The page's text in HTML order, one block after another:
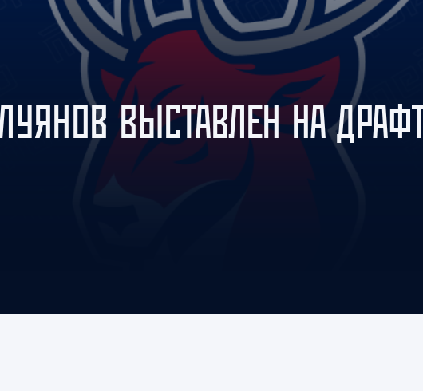
Амур
Барыс
Салават Юлаев
Сибирь
ВЫСТАВЛЕН НА